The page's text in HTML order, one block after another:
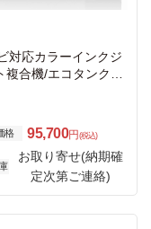
対応カラーインクジ
複合機/エコタンク搭
ッチパネル
格 95,700円 (税込)
お取り寄せ(納期確
定次第ご連絡)